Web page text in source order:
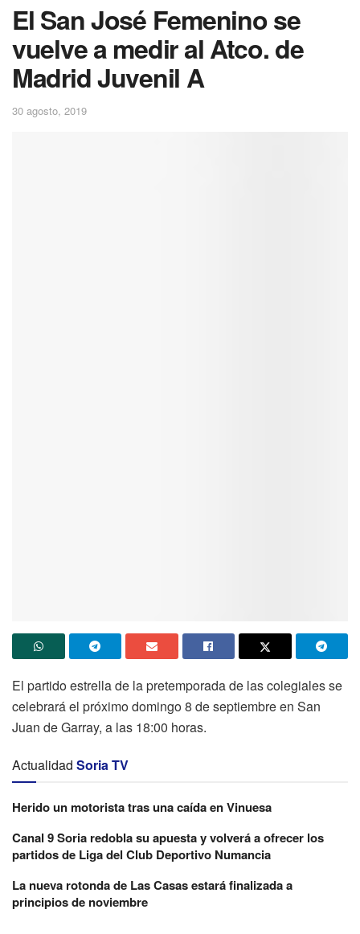
El San José Femenino se
vuelve a medir al Atco. de
Madrid Juvenil A
30 agosto, 2019
El partido estrella de la pretemporada de las colegiales se
celebrará el próximo domingo 8 de septiembre en San
Juan de Garray, a las 18:00 horas.
Actualidad Soria TV
Herido un motorista tras una caída en Vinuesa
Canal 9 Soria redobla su apuesta y volverá a ofrecer los
partidos de Liga del Club Deportivo Numancia
La nueva rotonda de Las Casas estará finalizada a
principios de noviembre